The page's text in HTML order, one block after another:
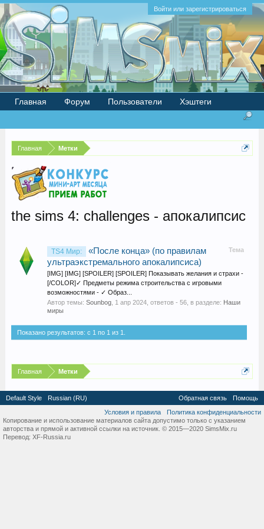
Войти или зарегистрироваться
Главная Метки
the sims 4: challenges - апокалипсис
Тема
TS4 Мир:
«После конца» (по правилам
ультраэкстремального апокалипсиса)
[IMG] [IMG] [SPOILER] [SPOILER] Показывать желания и страхи -
[/COLOR]✓ Предметы режима строительства с игровыми
возможностями - ✓ Образ...
Автор темы: Sounbog, 1 апр 2024, ответов - 56, в разделе: Наши
миры
Показано результатов: с 1 по 1 из 1.
Главная Метки
Главная Форум Пользователи Хэштеги
Default Style Russian (RU) Обратная связь
Помощь
Условия и правила
Политика конфиденциальности
Копирование и использование материалов сайта допустимо только с указанием
авторства и прямой и активной ссылки на источник. © 2015—2020 SimsMix.ru
Перевод: XF-Russia.ru